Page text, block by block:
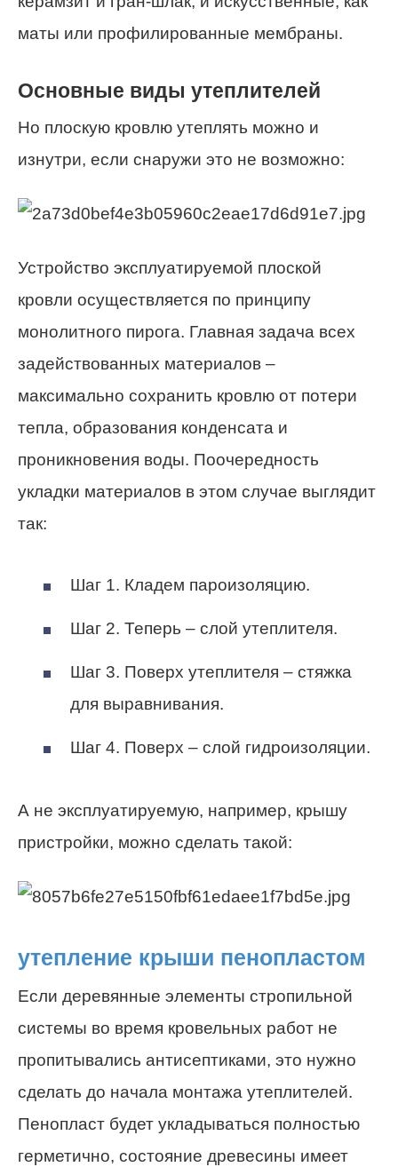
маты или профилированные мембраны.
Основные виды утеплителей
Но плоскую кровлю утеплять можно и
изнутри, если снаружи это не возможно:
Устройство эксплуатируемой плоской
кровли осуществляется по принципу
монолитного пирога. Главная задача всех
задействованных материалов –
максимально сохранить кровлю от потери
тепла, образования конденсата и
проникновения воды. Поочередность
укладки материалов в этом случае выглядит
так:
Шаг 1. Кладем пароизоляцию.
Шаг 2. Теперь – слой утеплителя.
Шаг 3. Поверх утеплителя – стяжка
для выравнивания.
Шаг 4. Поверх – слой гидроизоляции.
А не эксплуатируемую, например, крышу
пристройки, можно сделать такой:
утепление крыши пенопластом
Если деревянные элементы стропильной
системы во время кровельных работ не
пропитывались антисептиками, это нужно
сделать до начала монтажа утеплителей.
Пенопласт будет укладываться полностью
герметично, состояние древесины имеет